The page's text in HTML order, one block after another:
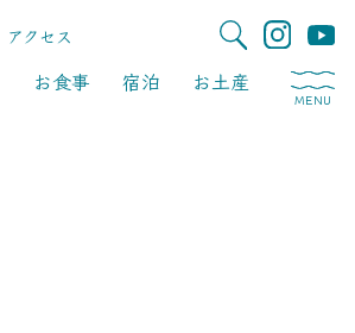
アクセス
お食事 宿泊 お土産
MENU